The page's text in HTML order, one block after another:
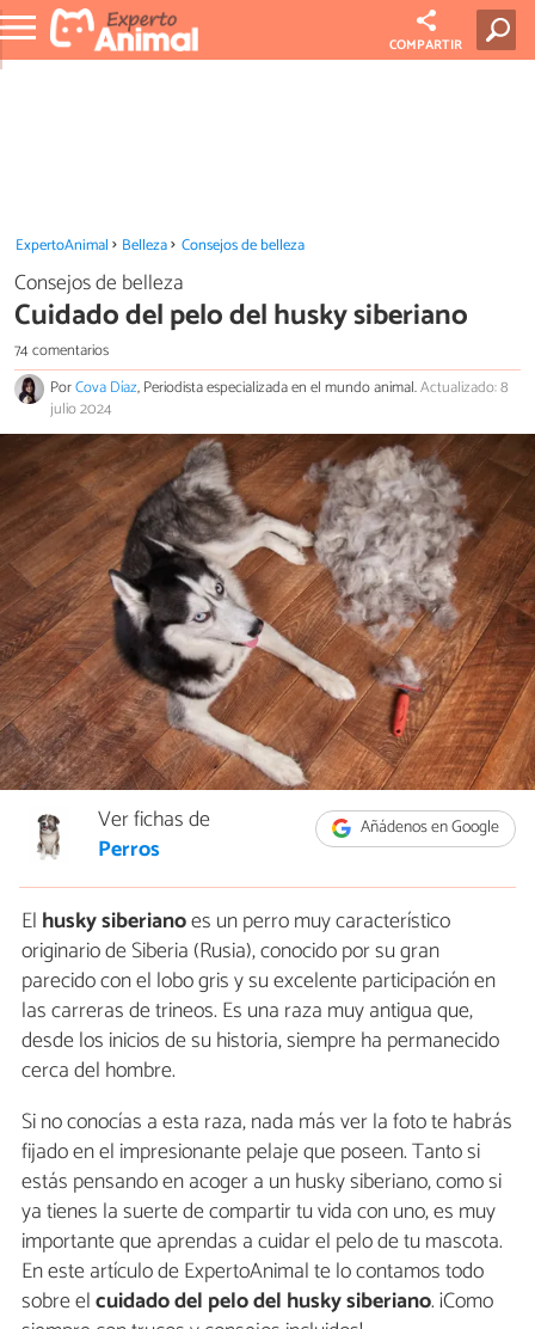
COMPARTIR
ExpertoAnimal Belleza Consejos de belleza
Consejos de belleza
Cuidado del pelo del husky siberiano
74 comentarios
PorCova Díaz, Periodista especializada en el mundo animal.Actualizado: 8
julio 2024
Añádenos en Google
Ver fichas de
Perros
El husky siberianoes un perro muy característico
originario de Siberia (Rusia), conocido por su gran
parecido con el lobo gris y su excelente participación en
las carreras de trineos. Es una raza muy antigua que,
desde los inicios de su historia, siempre ha permanecido
cerca del hombre.
Si no conocías a esta raza, nada más ver la foto te habrás
fijado en el impresionante pelaje que poseen. Tanto si
estás pensando en acoger a un husky siberiano, como si
ya tienes la suerte de compartir tu vida con uno, es muy
importante que aprendas a cuidar el pelo de tu mascota.
En este artículo de ExpertoAnimal te lo contamos todo
sobre elcuidado del pelo del husky siberiano. ¡Como